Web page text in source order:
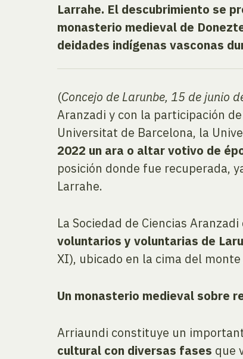
Larrahe. El descubrimiento se
monasterio medieval de
deidades indígenas vasconas
(Concejo de Larunbe, 15 de junio
Aranzadi y con la participación
Universitat de Barcelona, la
2022 un ara o altar votivo de
posición donde fue recuperada,
Larrahe.
La Sociedad de Ciencias
voluntarios y voluntarias de
XI), ubicado en la cima del
Un monasterio medieval sobre
Arriaundi constituye un
cultural con diversas fases que